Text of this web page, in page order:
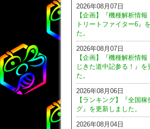
2026年08月07日
【企画】『機種解析情
トリートファイター6』
た。
2026年08月07日
【企画】『機種解析情
じきた道中記参る！』を
た。
2026年08月06日
【ランキング】『全国
グ』を更新しました。
2026年08月04日